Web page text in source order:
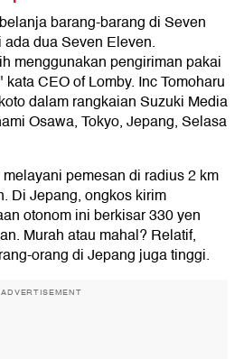
barang-barang di Seven
dua Seven Eleven.
menggunakan pengiriman pakai
CEO of Lomby. Inc Tomoharu
dalam rangkaian Suzuki Media
Osawa, Tokyo, Jepang, Selasa
pemesan di radius 2 km
Di Jepang, ongkos kirim
otonom ini berkisar 330 yen
Murah atau mahal? Relatif,
orang di Jepang juga tinggi.
ADVERTISEMENT